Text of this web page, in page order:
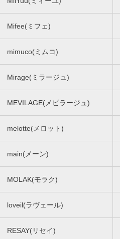
Mifee(ミフェ)
mimuco(ミムコ)
Mirage(ミラージュ)
MEVILAGE(メビラージュ)
melotte(メロット)
main(メーン)
MOLAK(モラク)
loveil(ラヴェール)
RESAY(リセイ)